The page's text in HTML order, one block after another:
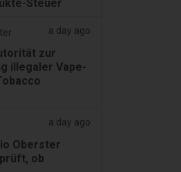
Steuer
a day ago
zur
illegaler Vape-
a day ago
Oberster
ob